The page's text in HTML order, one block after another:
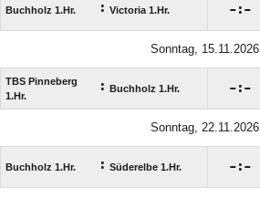
Buchholz 1.Hr. : Victoria 1.Hr. :
Sonntag, 15.11.2026
TBS Pinneberg
1.Hr.
: Buchholz 1.Hr. :
Sonntag, 22.11.2026
Buchholz 1.Hr. : Süderelbe 1.Hr. :